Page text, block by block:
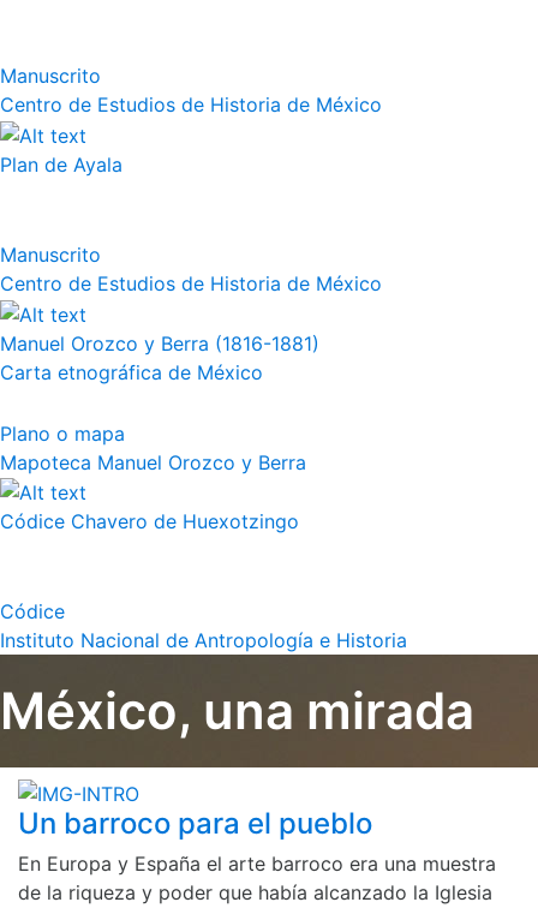
Manuscrito
Centro de Estudios de Historia de México
Plan de Ayala
Manuscrito
Centro de Estudios de Historia de México
Manuel Orozco y Berra (1816-1881)
Carta etnográfica de México
Plano o mapa
Mapoteca Manuel Orozco y Berra
Códice Chavero de Huexotzingo
Códice
Instituto Nacional de Antropología e Historia
México, una mirada
Un barroco para el pueblo
En Europa y España el arte barroco era una muestra
de la riqueza y poder que había alcanzado la Iglesia